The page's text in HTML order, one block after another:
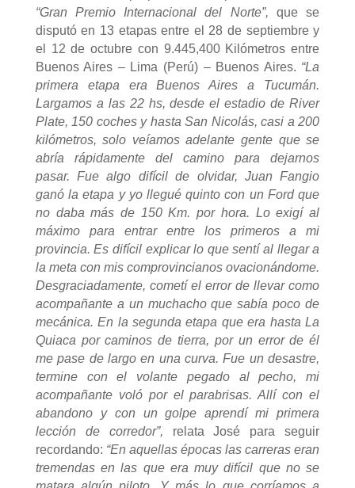
“Gran Premio Internacional del Norte”, que se
disputó en 13 etapas entre el 28 de septiembre y
el 12 de octubre con 9.445,400 Kilómetros entre
Buenos Aires – Lima (Perú) – Buenos Aires. “La
primera etapa era Buenos Aires a Tucumán.
Largamos a las 22 hs, desde el estadio de River
Plate, 150 coches y hasta San Nicolás, casi a 200
kilómetros, solo veíamos adelante gente que se
abría rápidamente del camino para dejarnos
pasar. Fue algo difícil de olvidar, Juan Fangio
ganó la etapa y yo llegué quinto con un Ford que
no daba más de 150 Km. por hora. Lo exigí al
máximo para entrar entre los primeros a mi
provincia. Es difícil explicar lo que sentí al llegar a
la meta con mis comprovincianos ovacionándome.
Desgraciadamente, cometí el error de llevar como
acompañante a un muchacho que sabía poco de
mecánica. En la segunda etapa que era hasta La
Quiaca por caminos de tierra, por un error de él
me pase de largo en una curva. Fue un desastre,
termine con el volante pegado al pecho, mi
acompañante voló por el parabrisas. Allí con el
abandono y con un golpe aprendí mi primera
lección de corredor”, relata José para seguir
recordando: “En aquellas épocas las carreras eran
tremendas en las que era muy difícil que no se